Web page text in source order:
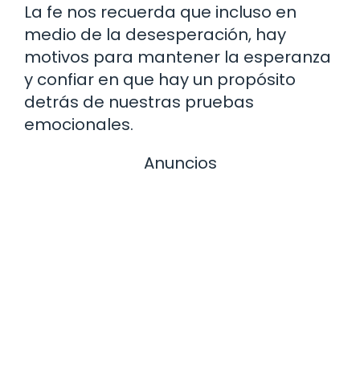
La fe nos recuerda que incluso en
medio de la desesperación, hay
motivos para mantener la esperanza
y confiar en que hay un propósito
detrás de nuestras pruebas
emocionales.
Anuncios